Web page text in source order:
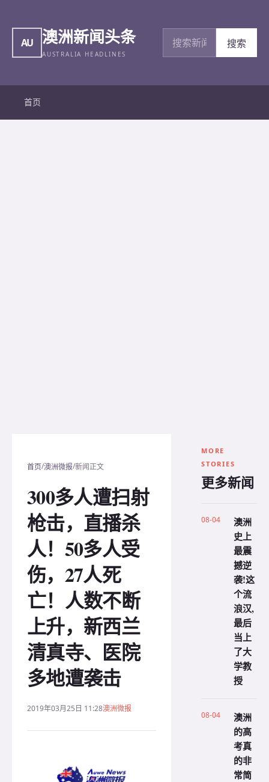
AU 澳洲新闻头条
AUSTRALIA HEADLINES
搜索新闻
搜索
首页
首页/澳洲微报/新闻正文
300多人遭扫射
枪击，直播杀
人！50多人受
伤，27人死
亡！人数不断
上升，新西兰
清真寺、医院
多地遭袭击
2019年03月25日 11:28澳洲微报
MORE
STORIES
更多新闻
08-04
澳洲
史上
最震
撼逆
袭!这
个流
浪汉,
最后
当上
了大
学教
授
08-04
澳洲
的高
考真
的非
常简